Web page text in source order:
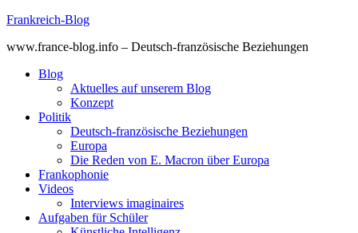
Skip
content
Frankreich-Blog
www.france-blog.info – Deutsch-französische Beziehungen
Blog
Aktuelles auf unserem Blog
Konzept
Politik
Deutsch-französische Beziehungen
Europa
Die Reden von E. Macron über Europa
Frankophonie
Videos
Interviews imaginaires
Aufgaben für Schüler